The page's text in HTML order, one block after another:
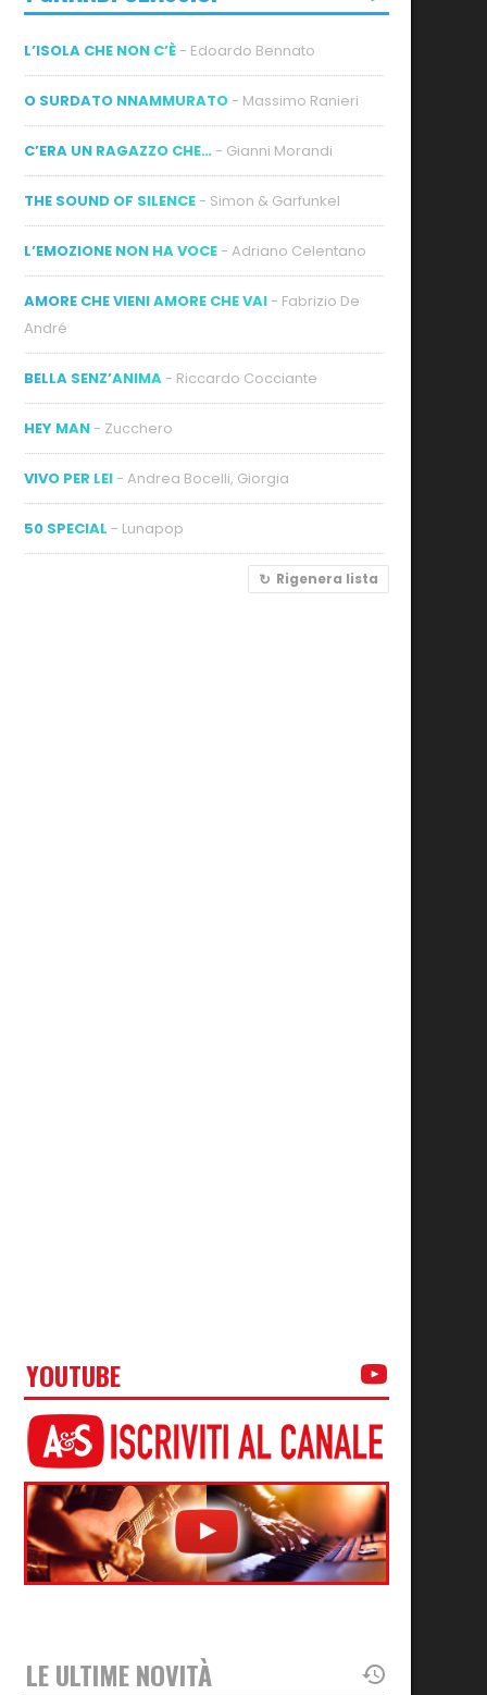
L’ISOLA CHE NON C’È - Edoardo Bennato
O SURDATO NNAMMURATO - Massimo Ranieri
C’ERA UN RAGAZZO CHE… - Gianni Morandi
THE SOUND OF SILENCE - Simon & Garfunkel
L’EMOZIONE NON HA VOCE - Adriano Celentano
AMORE CHE VIENI AMORE CHE VAI - Fabrizio De
André
BELLA SENZ’ANIMA - Riccardo Cocciante
HEY MAN - Zucchero
VIVO PER LEI - Andrea Bocelli, Giorgia
50 SPECIAL - Lunapop
Rigenera lista
YOUTUBE
LE ULTIME NOVITÀ